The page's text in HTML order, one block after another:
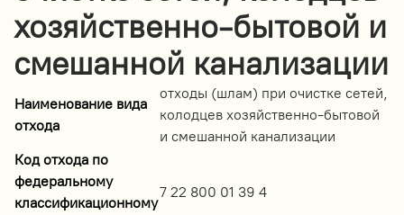
хозяйственно-бытовой и
смешанной канализации
Наименование вида
отхода
отходы (шлам) при очистке сетей,
колодцев хозяйственно-бытовой
и смешанной канализации
Код отхода по
федеральному
классификационному
7 22 800 01 39 4